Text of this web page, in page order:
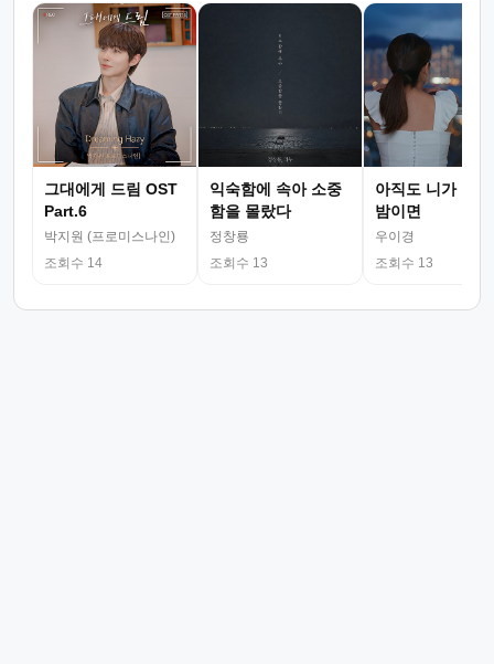
그대에게 드림 OST
Part.6
박지원 (프로미스나인)
조회수 14
익숙함에 속아 소중
함을 몰랐다
정창룡
조회수 13
아직도 니가 그
밤이면
우이경
조회수 13